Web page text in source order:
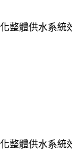
整體供水系統
整體供水系統